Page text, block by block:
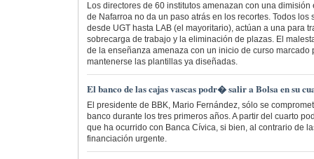
Los directores de 60 institutos amenazan con una
de Nafarroa no da un paso atrás en los recortes. Todos los
desde UGT hasta LAB (el mayoritario), actúan a una para
sobrecarga de trabajo y la eliminación de plazas. El
de la enseñanza amenaza con un inicio de curso marcado
mantenerse las plantillas ya diseñadas.
El banco de las cajas vascas podr� salir a Bolsa en su
El presidente de BBK, Mario Fernández, sólo se
banco durante los tres primeros años. A partir del cuarto
que ha ocurrido con Banca Cívica, si bien, al contrario de
financiación urgente.